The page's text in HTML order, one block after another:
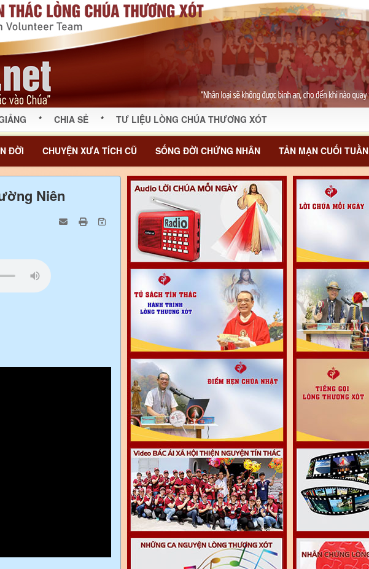
* CHIA SẺ * TƯ LIỆU LÒNG CHÚA THƯƠNG XÓT
ĐỜI CHUYỆN XƯA TÍCH CŨ SỐNG ĐỜI CHỨNG NHÂN TẢN MẠN CUỐI TUẦN
Niên